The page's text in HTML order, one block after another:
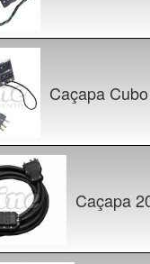
Caçapa
Caçapa